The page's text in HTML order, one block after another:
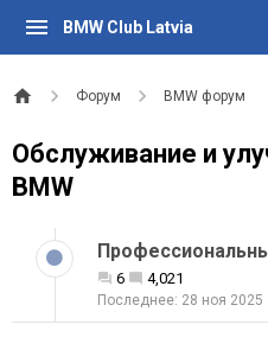
BMW Club Latvia
Форум BMW форум
Обслуживание и
BMW
6 4,021
28 ноя 2025